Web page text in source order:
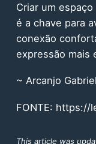
Criar um
é a chave para
conexão
expressão mais
~ Arcanjo Gabriel
FONTE: https://
This article was